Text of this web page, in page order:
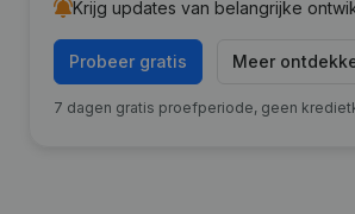
Krijg updates van belangrijke
Probeer gratis Meer
7 dagen gratis proefperiode, geen